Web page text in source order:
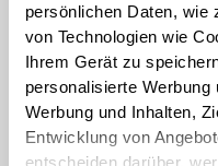
persönlichen Daten, wie
von Technologien wie
Ihrem Gerät zu
personalisierte
Werbung und Inhalten,
Entwicklung von
größere Chancen
zukünftige
Energiesektors.
plädiert jedoch
der Gewinne aus